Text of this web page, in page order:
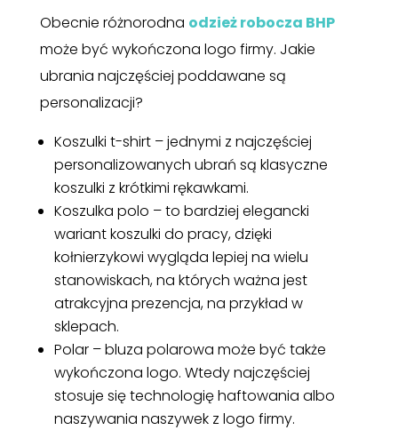
Obecnie różnorodna odzież robocza BHP
może być wykończona logo firmy. Jakie
ubrania najczęściej poddawane są
personalizacji?
Koszulki t-shirt – jednymi z najczęściej
personalizowanych ubrań są klasyczne
koszulki z krótkimi rękawkami.
Koszulka polo – to bardziej elegancki
wariant koszulki do pracy, dzięki
kołnierzykowi wygląda lepiej na wielu
stanowiskach, na których ważna jest
atrakcyjna prezencja, na przykład w
sklepach.
Polar – bluza polarowa może być także
wykończona logo. Wtedy najczęściej
stosuje się technologię haftowania albo
naszywania naszywek z logo firmy.